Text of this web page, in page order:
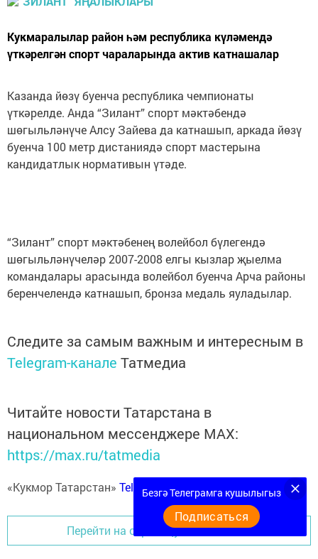
Кукмаралылар район һәм республика күләмендә
үткәрелгән спорт чараларында актив катнашалар
Казанда йөзү буенча республика чемпионаты
үткәрелде. Анда “Зилант” спорт мәктәбендә
шөгыльләнүче Алсу Зайева да катнашып, аркада йөзү
буенча 100 метр дистаниядә спорт мастерына
кандидатлык нормативын үтәде.
“Зилант” спорт мәктәбенең волейбол бүлегендә
шөгыльләнүчеләр 2007-2008 елгы кызлар җыелма
командалары арасында волейбол буенча Арча районы
беренчелендә катнашып, бронза медаль яуладылар.
Следите за самым важным и интересным в
Telegram-канале Татмедиа
Читайте новости Татарстана в
национальном мессенджере MАХ:
https://max.ru/tatmedia
«Кукмор Татарстан» Telegram-каналга
Перейти на страницу новости
Безгә Телеграмга кушылыгыз
Подписаться